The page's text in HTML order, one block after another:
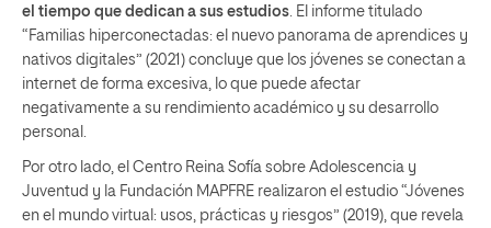
el tiempo que dedican a sus estudios . El informe titulado
“Familias hiperconectadas: el nuevo panorama de aprendices y
nativos digitales” (2021) concluye que los jóvenes se conectan a
internet de forma excesiva, lo que puede afectar
negativamente a su rendimiento académico y su desarrollo
personal.
Por otro lado, el Centro Reina Sofía sobre Adolescencia y
Juventud y la Fundación MAPFRE realizaron el estudio “Jóvenes
en el mundo virtual: usos, prácticas y riesgos” (2019), que revela